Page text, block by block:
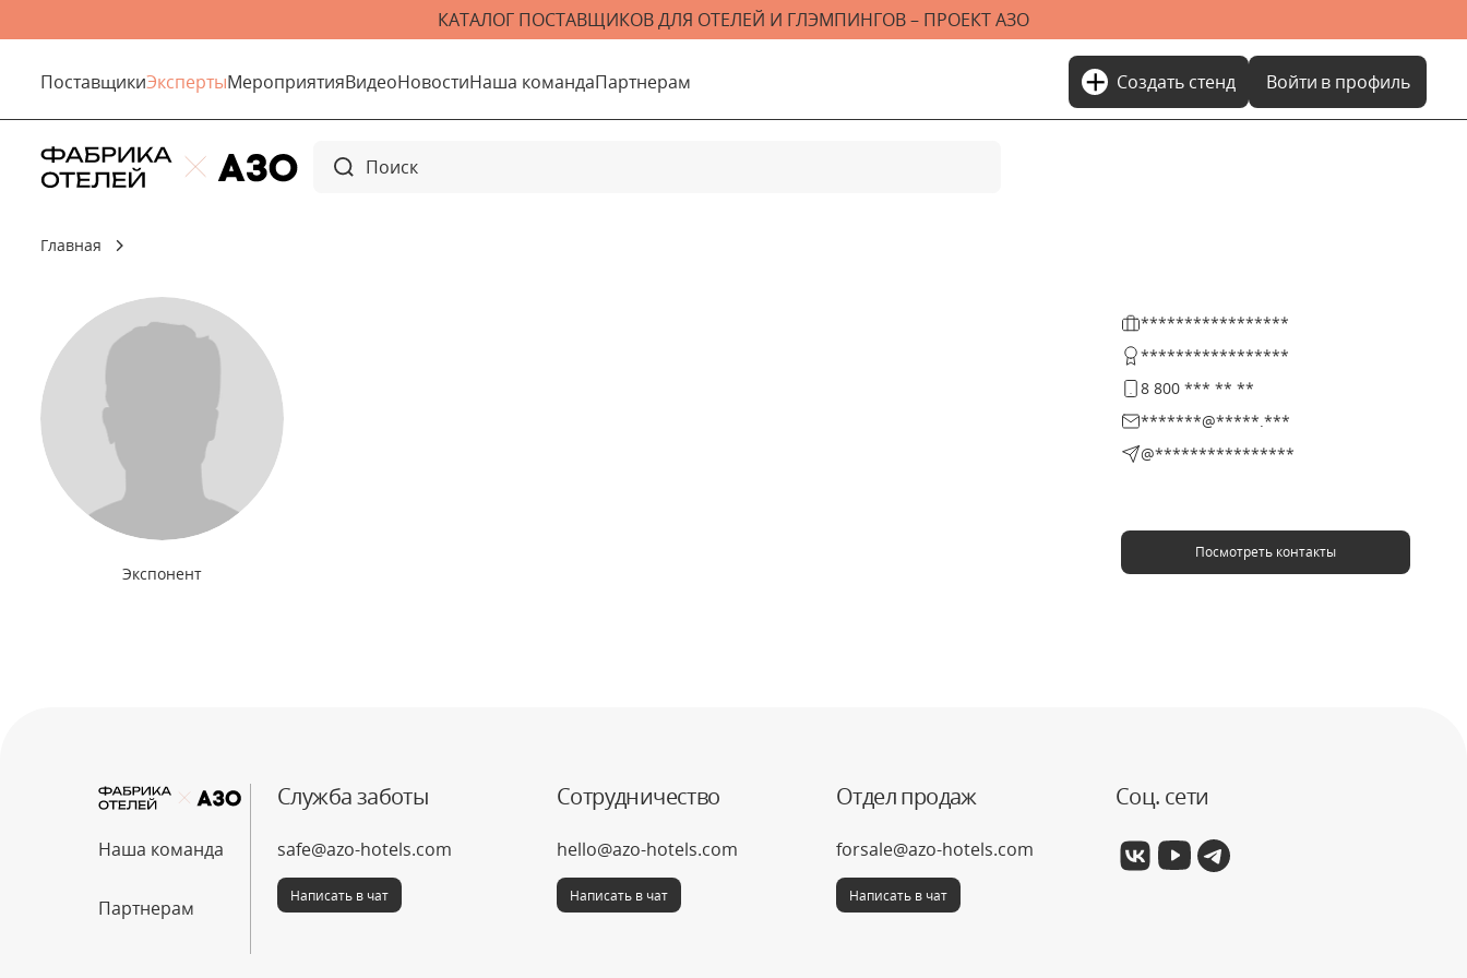
КАТАЛОГ ПОСТАВЩИКОВ ДЛЯ ОТЕЛЕЙ И ГЛЭМПИНГОВ – ПРОЕКТ АЗО
ПоставщикиЭкспертыМероприятияВидеоНовостиНаша командаПартнерам add Создать стенд Войти в профиль
Главная
Экспонент
*****************
*****************
8 800 *** ** **
*******@*****.***
@****************
Посмотреть контакты
Наша команда
Партнерам
Служба заботы
safe@azo-hotels.com
Написать в чат
Сотрудничество
hello@azo-hotels.com
Написать в чат
Отдел продаж
forsale@azo-hotels.com
Написать в чат
Соц. сети